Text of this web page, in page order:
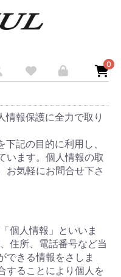
0
情報保護に全力で取り
記の目的に利用し、
います。個人情報の取
お気軽にお問合せ下さ
個人情報」といいま
住所、電話番号など当
できる情報をさしま
することにより個人を